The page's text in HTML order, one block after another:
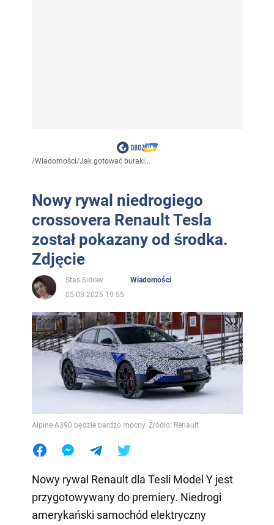
/Wiadomości/Jak gotować buraki...
Nowy rywal niedrogiego
crossovera Renault Tesla
został pokazany od środka.
Zdjęcie
Stas Sidilev
Wiadomości
05.03.2025 19:55
Alpine A390 będzie bardzo mocny. Źródło: Renault
Nowy rywal Renault dla Tesli Model Y jest
przygotowywany do premiery. Niedrogi
amerykański samochód elektryczny